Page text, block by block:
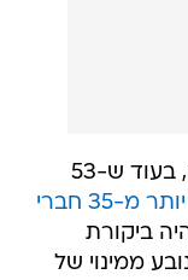
ביקורת
ממינוי של
בכנסת בעת